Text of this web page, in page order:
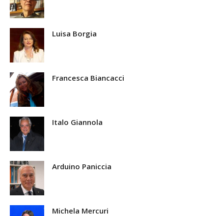
Luisa Borgia
Francesca Biancacci
Italo Giannola
Arduino Paniccia
Michela Mercuri